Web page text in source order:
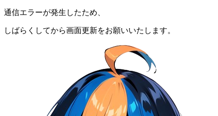
通信エラーが発生したため、
しばらくしてから画面更新をお願いいたします。